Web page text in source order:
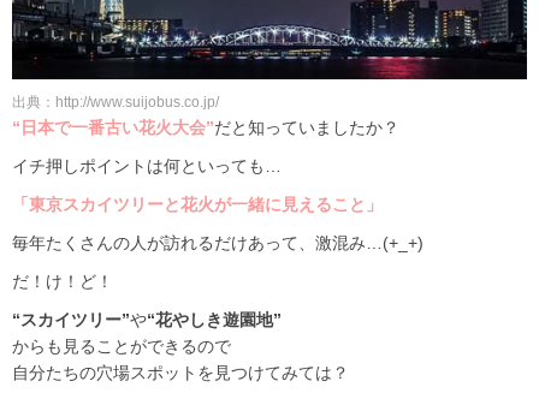
出典：http://www.suijobus.co.jp/
“日本で一番古い花火大会”だと知っていましたか？
イチ押しポイントは何といっても…
「東京スカイツリーと花火が一緒に見えること」
毎年たくさんの人が訪れるだけあって、激混み…(+_+)
だ！け！ど！
“スカイツリー”や“花やしき遊園地”
からも見ることができるので
自分たちの穴場スポットを見つけてみては？